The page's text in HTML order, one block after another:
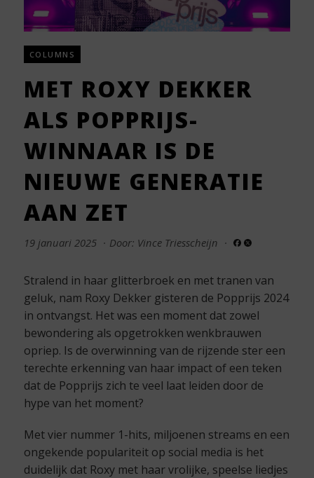
COLUMNS
MET ROXY DEKKER
ALS POPPRIJS-
WINNAAR IS DE
NIEUWE GENERATIE
AAN ZET
19 januari 2025 · Door: Vince Triesscheijn ·
Stralend in haar glitterbroek en met tranen van
geluk, nam Roxy Dekker gisteren de Popprijs 2024
in ontvangst. Het was een moment dat zowel
bewondering als opgetrokken wenkbrauwen
opriep. Is de overwinning van de rijzende ster een
terechte erkenning van haar impact of een teken
dat de Popprijs zich te veel laat leiden door de
hype van het moment?
Met vier nummer 1-hits, miljoenen streams en een
ongekende populariteit op social media is het
duidelijk dat Roxy met haar vrolijke, speelse liedjes